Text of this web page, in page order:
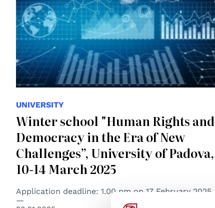
UNIVERSITY
Winter school "Human Rights and
Democracy in the Era of New
Challenges”, University of Padova,
10-14 March 2025
Application deadline: 1.00 pm on 17 February 2025.